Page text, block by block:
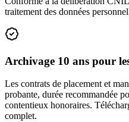
traitement des données
Archivage 10 ans pour
Les contrats de placement et
probante, durée recommandée
contentieux honoraires.
complet.